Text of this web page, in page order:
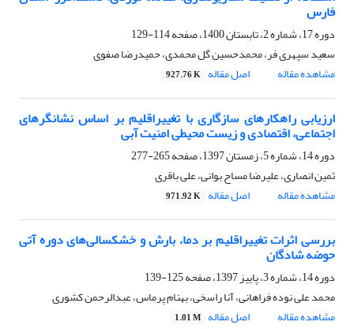
فارس
دوره 17، شماره 2، تابستان 1400، صفحه
114-129
سعید سپهری فر، محمدحسین گل محمدی، حمیدرضا صفوی
مشاهده مقاله
اصل مقاله 927.76 K
ارزیابی راهکارهای سازگاری با تغییراقلیم بر اساس نشانگرهای
اجتماعی، اقتصادی و زیست محیطی امنیت آبی
دوره 14، شماره 5، زمستان 1397، صفحه
265-277
ثمین انصاری، علیرضا مساح بوانی، علی باقری
مشاهده مقاله
اصل مقاله 971.92 K
بررسی اثرات تغییراقلیم بر دما، بارش و خشکسالی‌های دوره آتی
حوضه شادگان
دوره 14، شماره 3، پاییز 1397، صفحه
125-139
محمد علی نوده فراهانی، آنا راسخی، بهنام پرماس، عبدالرحمن کشوری
مشاهده مقاله
اصل مقاله 1.01 M